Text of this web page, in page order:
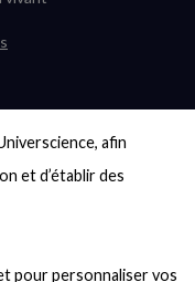
afin
et d’établir des
pour personnaliser vos
« Terre »
?